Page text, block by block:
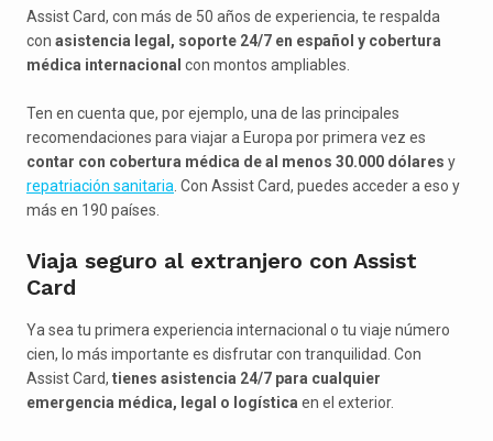
Assist Card, con más de 50 años de experiencia, te respalda
con asistencia legal, soporte 24/7 en español y cobertura
médica internacional con montos ampliables.
Ten en cuenta que, por ejemplo, una de las principales
recomendaciones para viajar a Europa por primera vez es
contar con cobertura médica de al menos 30.000 dólares y
repatriación sanitaria. Con Assist Card, puedes acceder a eso y
más en 190 países.
Viaja seguro al extranjero con Assist
Card
Ya sea tu primera experiencia internacional o tu viaje número
cien, lo más importante es disfrutar con tranquilidad. Con
Assist Card, tienes asistencia 24/7 para cualquier
emergencia médica, legal o logística en el exterior.